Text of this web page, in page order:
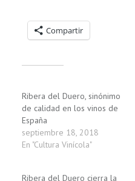
Compartir
Ribera del Duero, sinónimo
de calidad en los vinos de
España
septiembre 18, 2018
En "Cultura Vinícola"
Ribera del Duero cierra la